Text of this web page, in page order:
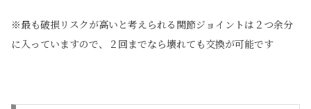
※最も破損リスクが高いと考えられる関節ジョイントは２つ余分
に入っていますので、２回までなら壊れても交換が可能です